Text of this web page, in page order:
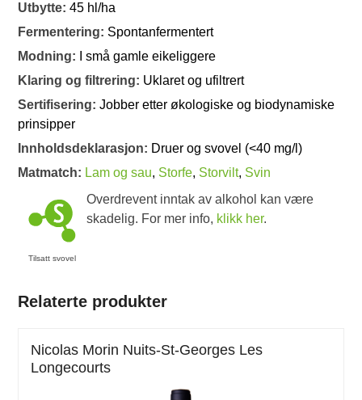
Utbytte:45 hl/ha
Fermentering: Spontanfermentert
Modning:
I små gamle eikeliggere
Klaring og filtrering: Uklaret og ufiltrert
Sertifisering:Jobber etter økologiske og biodynamiske
prinsipper
Innholdsdeklarasjon: Druer og svovel (<40 mg/l)
Matmatch: Lam og sau, Storfe, Storvilt, Svin
Tilsatt svovel
Overdrevent inntak av alkohol kan være
skadelig. For mer info, klikk her.
Relaterte produkter
Nicolas Morin Nuits-St-Georges Les
Longecourts